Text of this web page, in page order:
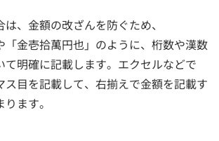
、金額の改ざんを防ぐため、
「金壱拾萬円也」のように、桁数や漢数
て明確に記載します。エクセルなどで
ス目を記載して、右揃えで金額を記載す
ます。